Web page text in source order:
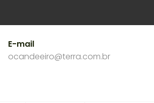
E-mail
ocandeeiro@terra.com.br